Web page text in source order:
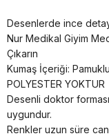
Desenlerde ince
Nur Medikal Giyim
Çıkarın
Kumaş İçeriği:
POLYESTER YOKTUR
Desenli doktor
uygundur.
Renkler uzun süre